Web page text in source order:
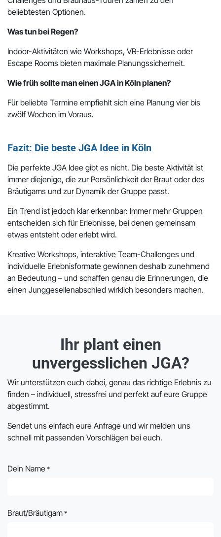
beliebtesten Optionen.
Was tun bei Regen?
Indoor-Aktivitäten wie Workshops, VR-Erlebnisse oder
Escape Rooms bieten maximale Planungssicherheit.
Wie früh sollte man einen JGA in Köln planen?
Für beliebte Termine empfiehlt sich eine Planung vier bis
zwölf Wochen im Voraus.
Fazit: Die beste JGA Idee in Köln
Die perfekte JGA Idee gibt es nicht. Die beste Aktivität ist
immer diejenige, die zur Persönlichkeit der Braut oder des
Bräutigams und zur Dynamik der Gruppe passt.
Ein Trend ist jedoch klar erkennbar: Immer mehr Gruppen
entscheiden sich für Erlebnisse, bei denen gemeinsam
etwas entsteht oder erlebt wird.
Kreative Workshops, interaktive Team-Challenges und
individuelle Erlebnisformate gewinnen deshalb zunehmend
an Bedeutung – und schaffen genau die Erinnerungen, die
einen Junggesellenabschied wirklich besonders machen.
Ihr plant einen
unvergesslichen JGA?
Wir unterstützen euch dabei, genau das richtige Erlebnis zu
finden – individuell, stressfrei und perfekt auf eure Gruppe
abgestimmt.
Sendet uns einfach eure Anfrage und wir melden uns
schnell mit passenden Vorschlägen bei euch.
Dein Name*
Braut/Bräutigam*